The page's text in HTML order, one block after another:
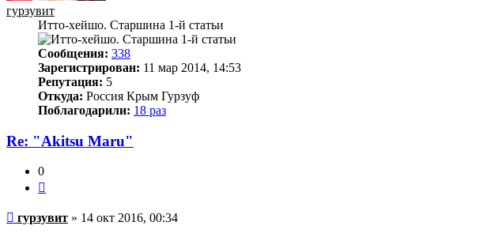
гурзувит
Итто-хейшо. Старшина 1-й статьи
Сообщения: 338
Зарегистрирован: 11 мар 2014, 14:53
Репутация: 5
Откуда: Россия Крым Гурзуф
Поблагодарили: 18 раз
Re: "Аkitsu Maru"
0
Непрочитанное
сообщение
гурзувит » 14 окт 2016, 00:34